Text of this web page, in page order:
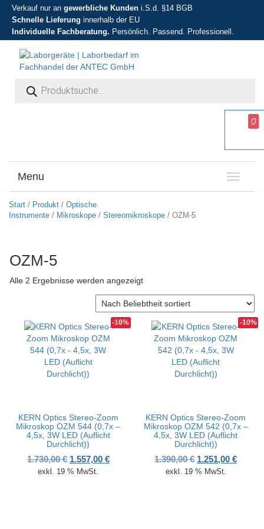
Verkauf nur an gewerbliche Kunden i.S.d. §14 BGB
Schnelle Lieferung innerhalb der EU
Individuelle Fachberatung. Persönlich. Passend. Professionell.
T
o
g
i
o
Menu
Start / Produkt / Optische
Instrumente / Mikroskope / Stereomikroskope / OZM-5
OZM-5
Alle 2 Ergebnisse werden angezeigtNach Beliebtheit sortiert
-10%
KERN Optics Stereo-Zoom
Mikroskop OZM 544 (0,7x –
4,5x, 3W LED (Auflicht
Durchlicht))
1.730,00€ Ursprünglicher Preis war: 1.730,00 €
1.557,00 €Aktueller Preis ist: 1.557,00 €.
exkl. 19 % MwSt.
-10%
KERN Optics Stereo-Zoom
Mikroskop OZM 542 (0,7x –
4,5x, 3W LED (Auflicht
Durchlicht))
1.390,00€ Ursprünglicher
1.251,00€
exkl. 19 % MwSt.
0